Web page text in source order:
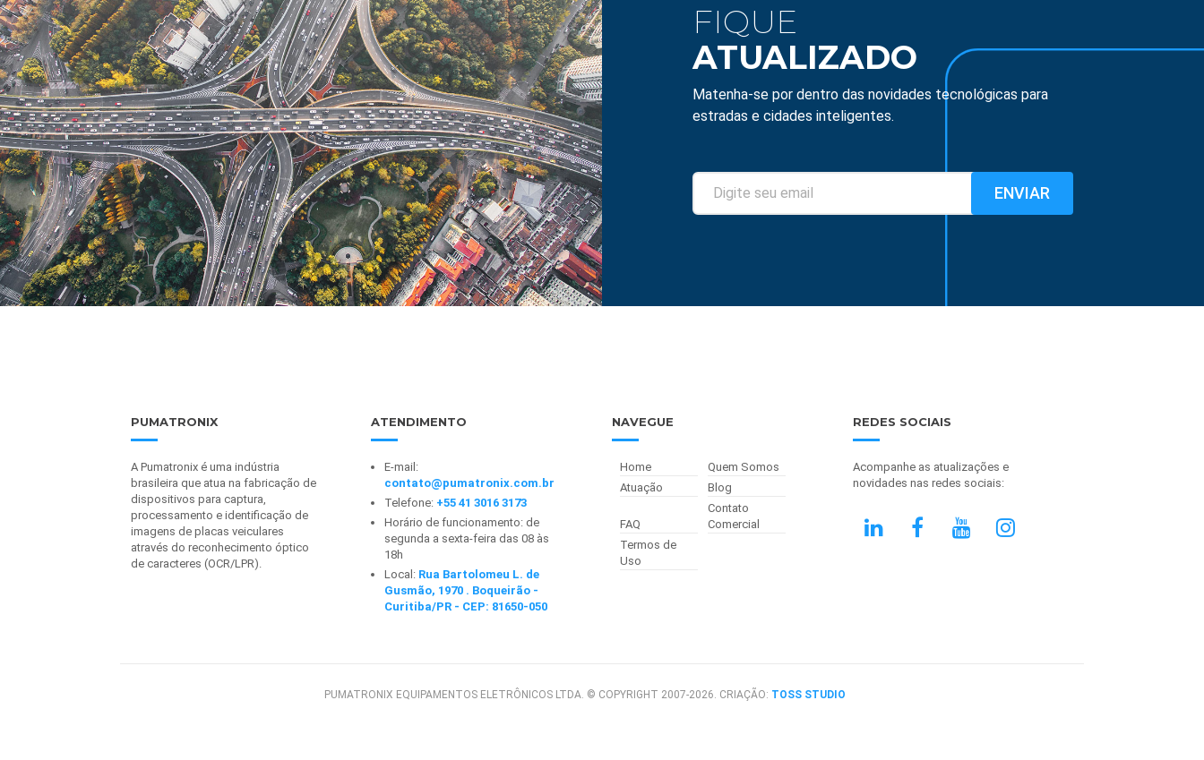
FIQUE
ATUALIZADO
Matenha-se por dentro das novidades tecnológicas para
estradas e cidades inteligentes.
PUMATRONIX
A Pumatronix é uma indústria
brasileira que atua na fabricação de
dispositivos para captura,
processamento e identificação de
imagens de placas veiculares
através do reconhecimento óptico
de caracteres (OCR/LPR).
ATENDIMENTO
E-mail:
contato@pumatronix.com.br
Telefone: +55 41 3016 3173
Horário de funcionamento: de
segunda a sexta-feira das 08 às
18h
Local: Rua Bartolomeu L. de
Gusmão, 1970 . Boqueirão -
Curitiba/PR - CEP: 81650-050
NAVEGUE
Home
Quem Somos
Atuação
Blog
FAQ
Contato
Comercial
Termos de
Uso
REDES SOCIAIS
Acompanhe as atualizações e
novidades nas redes sociais:
PUMATRONIX EQUIPAMENTOS ELETRÔNICOS LTDA. © COPYRIGHT 2007-2026. CRIAÇÃO: TOSS STUDIO